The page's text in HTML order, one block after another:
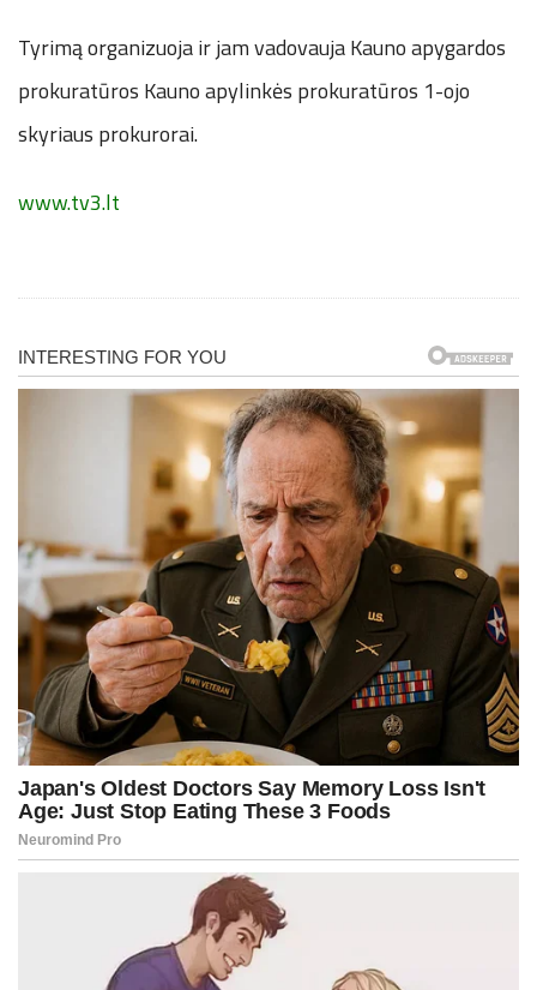
Tyrimą organizuoja ir jam vadovauja Kauno apygardos
prokuratūros Kauno apylinkės prokuratūros 1-ojo
skyriaus prokurorai.
www.tv3.lt